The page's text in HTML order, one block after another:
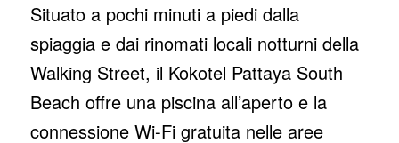
Situato a pochi minuti a piedi dalla
spiaggia e dai rinomati locali notturni della
Walking Street, il Kokotel Pattaya South
Beach offre una piscina all’aperto e la
connessione Wi-Fi gratuita nelle aree